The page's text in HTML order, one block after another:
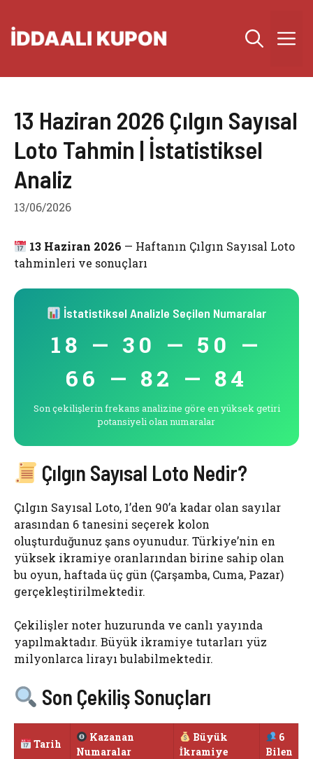
atla
13 Haziran 2026 Çılgın Sayısal
Loto Tahmin | İstatistiksel
Analiz
13/06/2026
13 Haziran 2026 — Haftanın Çılgın Sayısal Loto
tahminleri ve sonuçları
İstatistiksel Analizle Seçilen Numaralar
18 — 30 — 50 —
66 — 82 — 84
Son çekilişlerin frekans analizine göre en yüksek getiri
potansiyeli olan numaralar
Çılgın Sayısal Loto Nedir?
Çılgın Sayısal Loto, 1’den 90’a kadar olan sayılar
arasından 6 tanesini seçerek kolon
oluşturduğunuz şans oyunudur. Türkiye’nin en
yüksek ikramiye oranlarından birine sahip olan
bu oyun, haftada üç gün (Çarşamba, Cuma, Pazar)
gerçekleştirilmektedir.
Çekilişler noter huzurunda ve canlı yayında
yapılmaktadır. Büyük ikramiye tutarları yüz
milyonlarca lirayı bulabilmektedir.
Son Çekiliş Sonuçları
Tarih
Kazanan
Numaralar
Büyük
İkramiye
6
Bilen